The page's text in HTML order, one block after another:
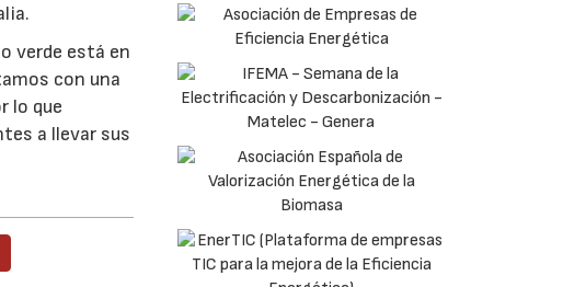
verde está en
con una
lo que
a llevar sus